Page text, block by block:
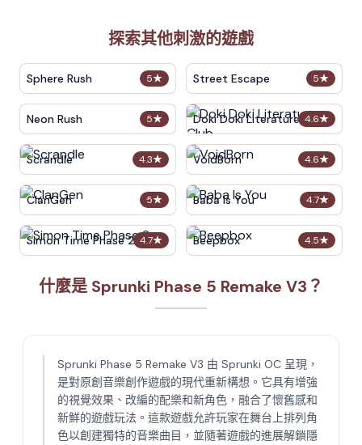
探索其他刺激的遊戲
5★
Sphere Rush 5★
Street Escape
5★
Neon Rush 4.6★
Doki Doki Literature Club
4.3★
Scrandle 4.6★
VoidBorn
5★
ClanGen 4.7★
Baba Is You
4.7★
Simon Time Phase 2 4.5★
Beepbox
什麼是 Sprunki Phase 5 Remake V3？
Sprunki Phase 5 Remake V3 由 Sprunki OC 呈現，
是對原創音樂創作遊戲的現代重新構想。它具有增強
的視覺效果、改編的配樂和新角色，融合了懷舊感和
新鮮的遊戲玩法。這款遊戲允許玩家在舞台上排列角
色以創建獨特的音樂曲目，並隨著遊戲的進展解鎖隱